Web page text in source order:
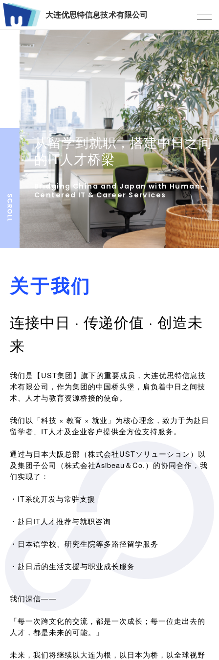
大连优思特信息技术有限公司
从留学到就职，搭建中日之间
的IT人才桥梁
Bridging China and Japan with Human-
Centered IT & Career Services
关于我们
连接中日 · 传递价值 · 创造未
来
我们是【UST集团】旗下的重要成员，大连优思特信息技
术有限公司，作为集团的中国桥头堡，肩负着中日之间技
术、人才与教育资源桥接的使命。
我们以「科技 × 教育 × 就业」为核心理念，致力于为赴日
留学者、IT人才及企业客户提供全方位支持服务。
通过与日本大阪总部（株式会社USTソリューション）以
及集团子公司（株式会社Asibeau＆Co.）的协同合作，我
们实现了：
・IT系统开发与常驻支援
・赴日IT人才推荐与就职咨询
・日本语学校、研究生院等多路径留学服务
・赴日后的生活支援与职业成长服务
我们深信——
「每一次跨文化的交流，都是一次成长；每一位走出去的
人才，都是未来的可能。」
未来，我们将继续以大连为根，以日本为桥，以全球视野